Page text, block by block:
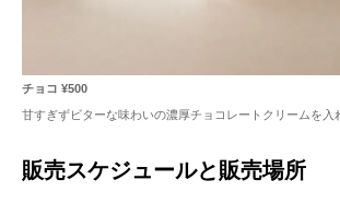
チョコ ¥500
甘すぎずビターな味わいの濃厚チョコレートクリームを入
販売スケジュールと販売場所